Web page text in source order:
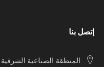
إتصل بنا
المنطقة الصناعية الشرقية 1 ـ 2035 تونس ـ تونس